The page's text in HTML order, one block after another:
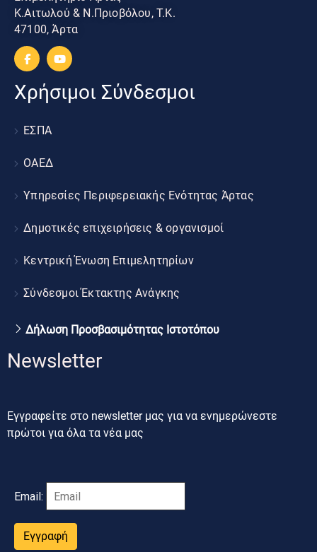
Κ.Αιτωλού & Ν.Πριοβόλου, Τ.Κ.
47100, Άρτα
Χρήσιμοι Σύνδεσμοι
ΕΣΠΑ
ΟΑΕΔ
Υπηρεσίες Περιφερειακής Ενότητας Άρτας
Δημοτικές επιχειρήσεις & οργανισμοί
Κεντρική Ένωση Επιμελητηρίων
Σύνδεσμοι Έκτακτης Ανάγκης
Δήλωση Προσβασιμότητας Ιστοτόπου
Newsletter
Εγγραφείτε στο newsletter μας για να ενημερώνεστε
πρώτοι για όλα τα νέα μας
Email:
Εγγραφή